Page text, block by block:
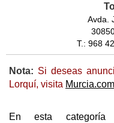
Avda.
T.: 968
Nota: Si deseas
Lorquí, visita
En esta categoría